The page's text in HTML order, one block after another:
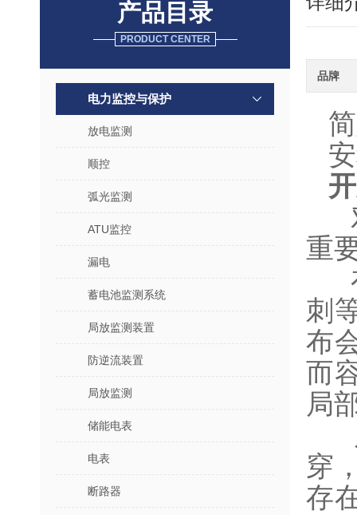
产品目录
PRODUCT CENTER
电力监控与保护
放电监测
顺控
弧光监测
ATU监控
漏电
蓄电池监测系统
局放监测装置
防逆流装置
局放监测
储能电表
电表
断路器
品牌
重
刺
布
而
局
穿
存